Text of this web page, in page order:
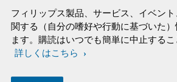
フィリップス製品、サービス、イベン
関する（自分の嗜好や行動に基づいた
ます。購読はいつでも簡単に中止するこ
詳しくはこちら